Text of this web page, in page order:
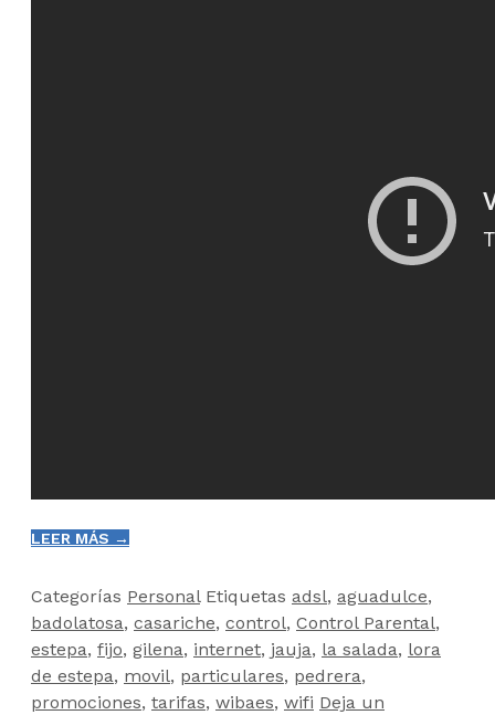
LEER MÁS →
Categorías Personal Etiquetas adsl, aguadulce,
badolatosa, casariche, control, Control Parental,
estepa, fijo, gilena, internet, jauja, la salada, lora
de estepa, movil, particulares, pedrera,
promociones, tarifas, wibaes, wifi Deja un